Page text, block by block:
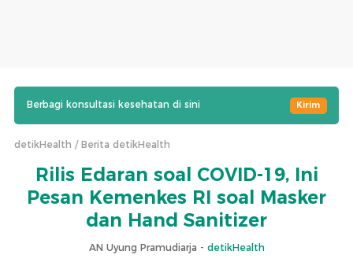
Berbagi konsultasi kesehatan di sini Kirim
detikHealth Berita detikHealth
Rilis Edaran soal COVID-19, Ini
Pesan Kemenkes RI soal Masker
dan Hand Sanitizer
AN Uyung Pramudiarja - detikHealth